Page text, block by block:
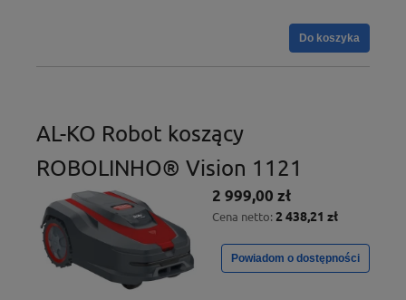
Do koszyka
AL-KO Robot koszący
ROBOLINHO® Vision 1121
2 999,00 zł
Cena netto: 2 438,21 zł
Powiadom o dostępności